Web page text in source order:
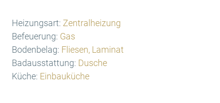
Heizungsart: Zentralheizung
Befeuerung: Gas
Bodenbelag: Fliesen, Laminat
Badausstattung: Dusche
Küche: Einbauküche